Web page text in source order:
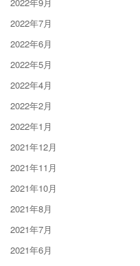
2022年7月
2022年6月
2022年5月
2022年4月
2022年2月
2022年1月
2021年12月
2021年11月
2021年10月
2021年8月
2021年7月
2021年6月